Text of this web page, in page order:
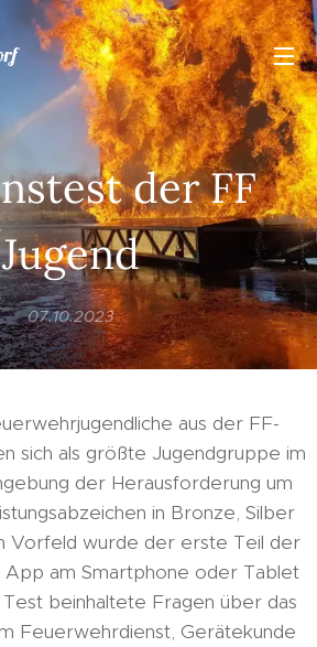
der FF
Jugend
07.10.2023
aus der FF-
sich als größte Jugendgruppe im
der Herausforderung um
in Bronze, Silber
Vorfeld wurde der erste Teil der
App am Smartphone oder Tablet
beinhaltete Fragen über das
Feuerwehrdienst, Gerätekunde